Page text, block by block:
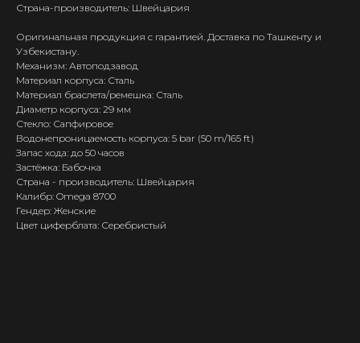
Страна-производитель: Швейцария
Оригинальная продукция с гарантией. Доставка по Ташкенту и
Узбекистану.
Механизм: Автоподзавод
Материал корпуса: Сталь
Материал браслета/ремешка: Сталь
Диаметр корпуса: 29 мм
Стекло: Сапфировое
Водонепроницаемость корпуса: 5 bar (50 m/165 ft)
Запас хода: до 50 часов
Застёжка: Бабочка
Страна - производитель: Швейцария
Калибр: Omega 8700
Гендер: Женские
Цвет циферблата: Серебристый